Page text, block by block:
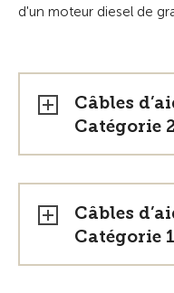
d'un moteur diesel de
Câbles
Catégorie
Câbles
Catégorie